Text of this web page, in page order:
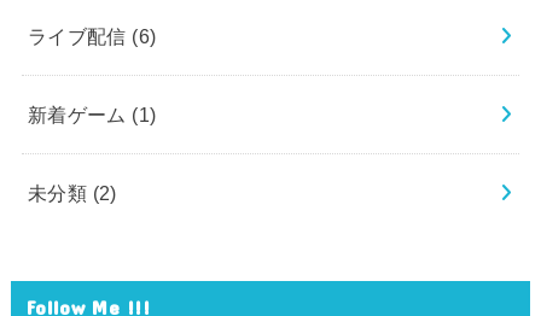
ライブ配信 (6)
新着ゲーム (1)
未分類 (2)
Follow Me !!!